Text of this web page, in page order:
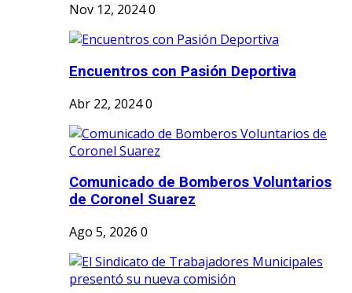
Nov 12, 20240
Encuentros con Pasión Deportiva
Abr 22, 20240
Comunicado de Bomberos Voluntarios
de Coronel Suarez
Ago 5, 2026 0